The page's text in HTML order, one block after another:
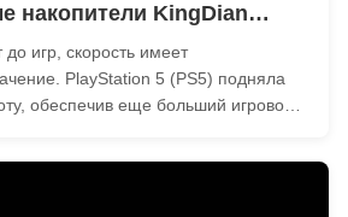
накопители KingDian
до игр, скорость имеет
PlayStation 5 (PS5) подняла
обеспечив еще больший игровой
больше памяти. Игрокам больше не